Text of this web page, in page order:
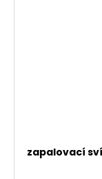
zapalovací